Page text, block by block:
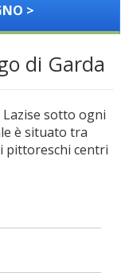
>
di Garda
sotto ogni
è situato tra
pittoreschi centri